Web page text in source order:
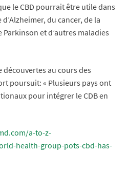
le CBD pourrait être utile dans
du cancer, de la
et d’autres maladies
découvertes au cours des
poursuit: « Plusieurs pays ont
pour intégrer le CDB en
a-to-z-
health-group-pots-cbd-has-